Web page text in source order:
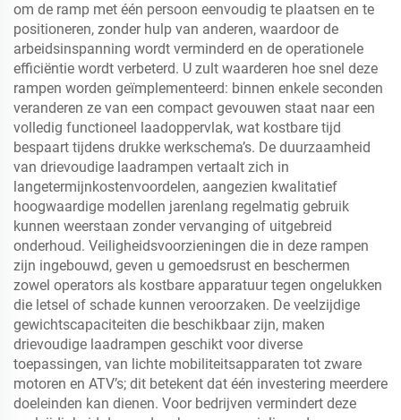
om de ramp met één persoon eenvoudig te plaatsen en te
positioneren, zonder hulp van anderen, waardoor de
arbeidsinspanning wordt verminderd en de operationele
efficiëntie wordt verbeterd. U zult waarderen hoe snel deze
rampen worden geïmplementeerd: binnen enkele seconden
veranderen ze van een compact gevouwen staat naar een
volledig functioneel laadoppervlak, wat kostbare tijd
bespaart tijdens drukke werkschema’s. De duurzaamheid
van drievoudige laadrampen vertaalt zich in
langetermijnkostenvoordelen, aangezien kwalitatief
hoogwaardige modellen jarenlang regelmatig gebruik
kunnen weerstaan zonder vervanging of uitgebreid
onderhoud. Veiligheidsvoorzieningen die in deze rampen
zijn ingebouwd, geven u gemoedsrust en beschermen
zowel operators als kostbare apparatuur tegen ongelukken
die letsel of schade kunnen veroorzaken. De veelzijdige
gewichtscapaciteiten die beschikbaar zijn, maken
drievoudige laadrampen geschikt voor diverse
toepassingen, van lichte mobiliteitsapparaten tot zware
motoren en ATV’s; dit betekent dat één investering meerdere
doeleinden kan dienen. Voor bedrijven vermindert deze